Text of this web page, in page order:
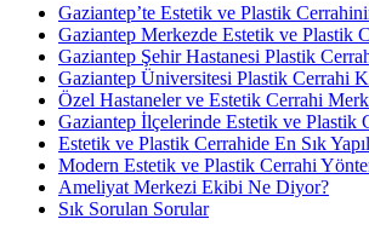
Gaziantep’te Estetik ve Plastik
Gaziantep Merkezde Estetik ve Plastik
Gaziantep Şehir Hastanesi Plastik
Gaziantep Üniversitesi Plastik Cerrahi
Özel Hastaneler ve Estetik Cerrahi
Gaziantep İlçelerinde Estetik ve Plastik
Estetik ve Plastik Cerrahide En Sık
Modern Estetik ve Plastik Cerrahi
Ameliyat Merkezi Ekibi Ne Diyor?
Sık Sorulan Sorular